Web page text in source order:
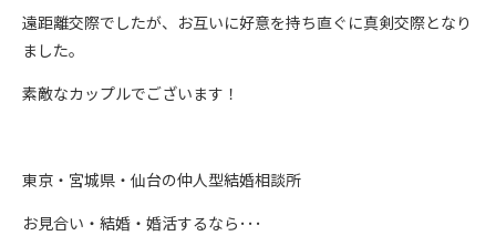
遠距離交際でしたが、お互いに好意を持ち直ぐに真剣交際となり
ました。
素敵なカップルでございます！
東京・宮城県・仙台の仲人型結婚相談所
お見合い・結婚・婚活するなら･･･